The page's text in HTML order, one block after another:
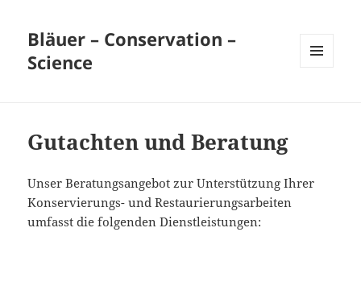
Bläuer – Conservation –
Science
Gutachten und Beratung
Unser Beratungsangebot zur Unterstützung Ihrer
Konservierungs- und Restaurierungsarbeiten
umfasst die folgenden Dienstleistungen: